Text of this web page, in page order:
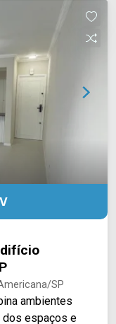
dormitórios,
de estar; ?
? Armários
solar; ?
em
aos
da cidade,
a rotina.
Arbix Imóveis
SP
ambientes
dos espaços e